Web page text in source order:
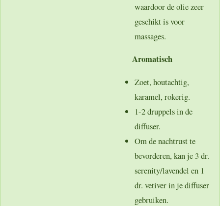
waardoor de olie zeer
geschikt is voor
massages.
Aromatisch
Zoet, houtachtig,
karamel, rokerig.
1-2 druppels in de
diffuser.
Om de nachtrust te
bevorderen, kan je 3 dr.
serenity/lavendel en 1
dr. vetiver in je diffuser
gebruiken.